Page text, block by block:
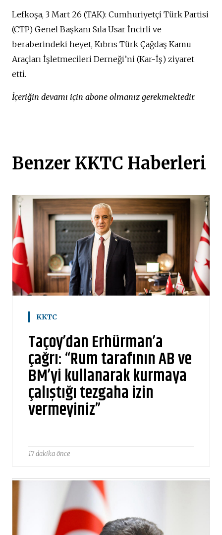
Lefkoşa, 3 Mart 26 (TAK): Cumhuriyetçi Türk Partisi
(CTP) Genel Başkanı Sıla Usar İncirli ve
beraberindeki heyet, Kıbrıs Türk Çağdaş Kamu
Araçları İşletmecileri Derneği’ni (Kar-İş) ziyaret
etti.
İçeriğin devamı için abone olmanız gerekmektedir.
Benzer KKTC Haberleri
KKTC
Taçoy’dan Erhürman’a
çağrı: “Rum tarafının AB ve
BM’yi kullanarak kurmaya
çalıştığı tezgaha izin
vermeyiniz”
17 dakika önce